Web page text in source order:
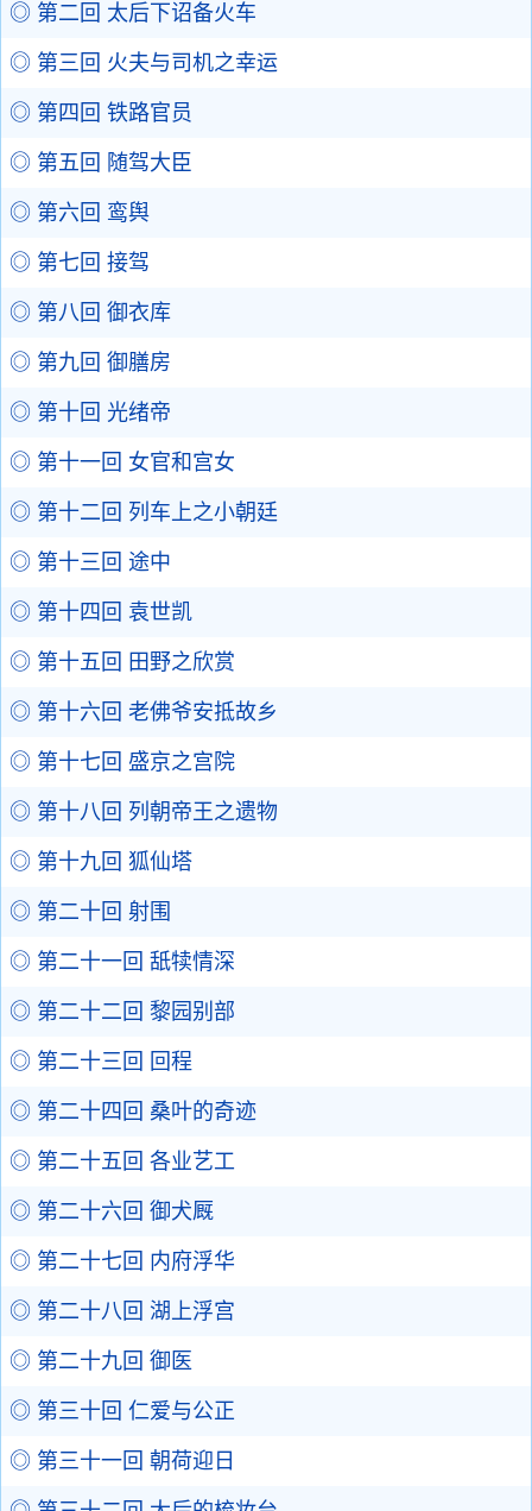
◎ 第二回 太后下诏备火车
◎ 第三回 火夫与司机之幸运
◎ 第四回 铁路官员
◎ 第五回 随驾大臣
◎ 第六回 鸾舆
◎ 第七回 接驾
◎ 第八回 御衣库
◎ 第九回 御膳房
◎ 第十回 光绪帝
◎ 第十一回 女官和宫女
◎ 第十二回 列车上之小朝廷
◎ 第十三回 途中
◎ 第十四回 袁世凯
◎ 第十五回 田野之欣赏
◎ 第十六回 老佛爷安抵故乡
◎ 第十七回 盛京之宫院
◎ 第十八回 列朝帝王之遗物
◎ 第十九回 狐仙塔
◎ 第二十回 射围
◎ 第二十一回 舐犊情深
◎ 第二十二回 黎园别部
◎ 第二十三回 回程
◎ 第二十四回 桑叶的奇迹
◎ 第二十五回 各业艺工
◎ 第二十六回 御犬厩
◎ 第二十七回 内府浮华
◎ 第二十八回 湖上浮宫
◎ 第二十九回 御医
◎ 第三十回 仁爱与公正
◎ 第三十一回 朝荷迎日